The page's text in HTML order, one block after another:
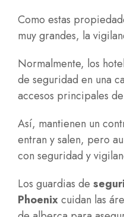
Como estas
muy grandes, la
Normalmente, los
de seguridad en una
accesos principales
Así, mantienen un
entran y salen, pero
con seguridad y
Los guardias de
Phoenixcuidan las